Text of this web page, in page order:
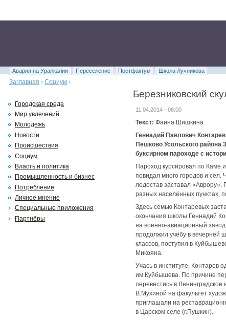
Авария на Уралкалии Переселение Постфактум
Школа Лучникова
Заглавная › Социум ›
Березниковский
11.04.2014 - 08:00
Текст: Фаина Шишкина
Геннадий Павлович
Пешково Усольского района
буксирном пароходе с
Пароход курсировал по Каме
повидал много городов и сёл.
ледостав заставал «Аврору».
разных населённых пунктах,
Здесь семью Контаревых
окончания школы Геннадий
на военно-авиационный
продолжил учёбу в вечерней
классов, поступил в
Микояна.
Учась в институте, Контарев
им.Куйбышева. По причине
перевестись в
В.Мухиной на факультет
приглашали на
в Царском селе (г.Пушкин).
Городская среда
Мир увлечений
Молодежь
Новости
Происшествия
Социум
Власть и политика
Промышленность и бизнес
Потребление
Личное мнение
Специальные приложения
Партнёры